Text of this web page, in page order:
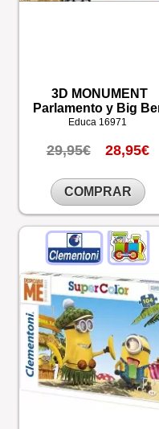
3D MONUMENT
Parlamento y Big
Educa 16971
29,95€ 28,95€
COMPRAR